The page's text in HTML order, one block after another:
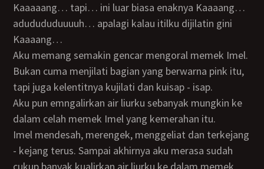
Kaaaaang… tapi… ini luar biasa enaknya Kaaaang…
adudududuuuuh… apalagi kalau itilku dijilatin gini
Kaaaang…
Aku memang semakin gencar mengoral memek Imel.
Bukan cuma menjilati bagian yang berwarna pink itu,
tapi juga kelentitnya kujilati dan kuisap - isap.
Aku pun emngalirkan air liurku sebanyak mungkin ke
dalam celah memek Imel yang kemerahan itu.
Imel mendesah, merengek, menggeliat dan terkejang
- kejang terus. Sampai akhirnya aku merasa sudah